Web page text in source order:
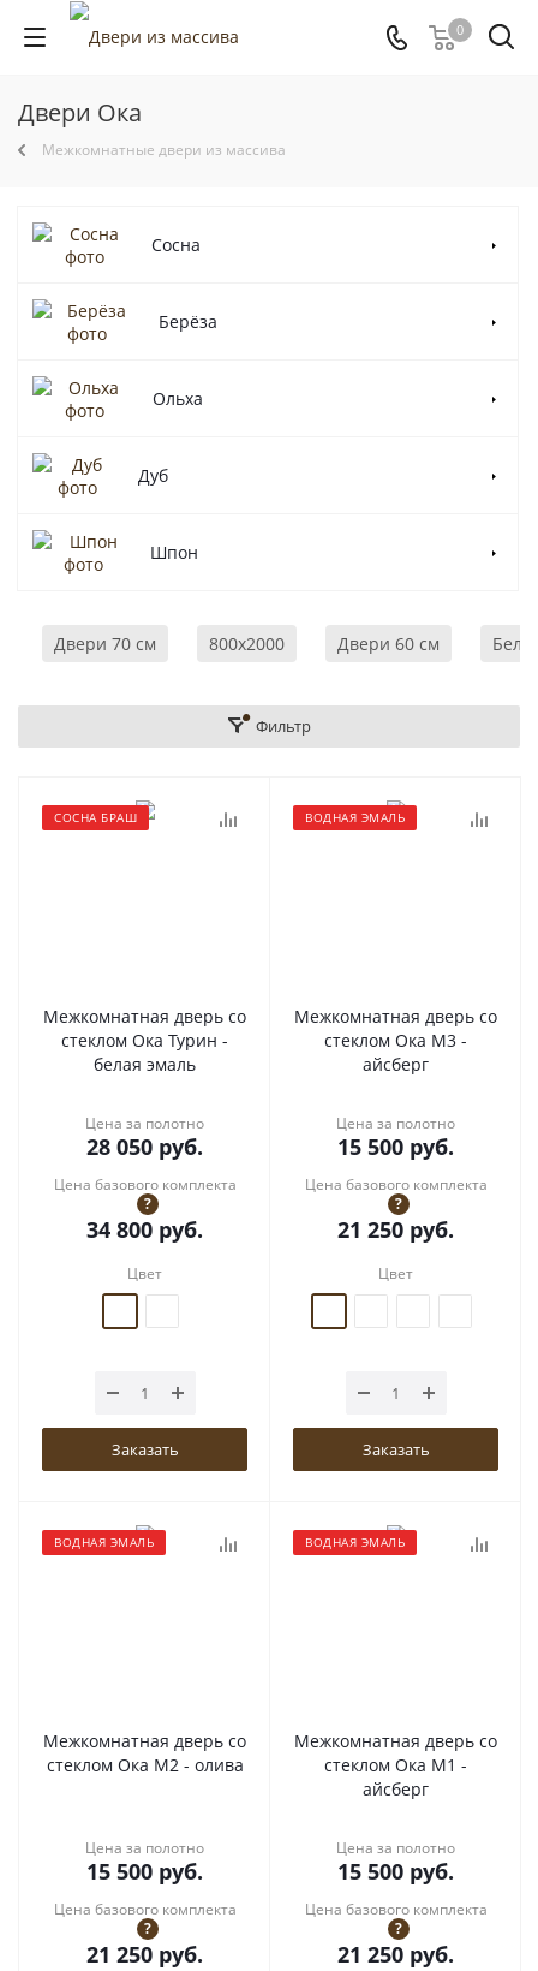
0
Двери Ока
Межкомнатные двери из массива
Сосна
Берёза
Ольха
Дуб
Шпон
Двери 70 см 800x2000 Двери 60 см
Фильтр
СОСНА БРАШ
Межкомнатная дверь со
стеклом Ока Турин -
белая эмаль
Цена за полотно
28 050 руб.
Цена базового комплекта
?
34 800 руб.
Цвет
Заказать
ВОДНАЯ ЭМАЛЬ
Межкомнатная дверь со
стеклом Ока М3 -
айсберг
Цена за полотно
15 500 руб.
Цена базового комплекта
?
21 250 руб.
Цвет
Заказать
ВОДНАЯ ЭМАЛЬ
Межкомнатная дверь со
стеклом Ока М2 - олива
Цена за полотно
15 500 руб.
Цена базового комплекта
?
21 250 руб.
ВОДНАЯ ЭМАЛЬ
Межкомнатная дверь со
стеклом Ока М1 -
айсберг
Цена за полотно
15 500 руб.
Цена базового комплекта
?
21 250 руб.